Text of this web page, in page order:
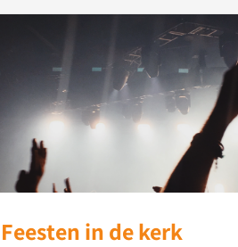
Feesten in de kerk